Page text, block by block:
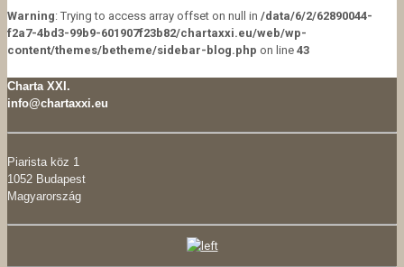
Warning: Trying to access array offset on null in /data/6/2/62890044-
f2a7-4bd3-99b9-601907f23b82/chartaxxi.eu/web/wp-
content/themes/betheme/sidebar-blog.php on line 43
Charta XXI.
info@chartaxxi.eu
Piarista köz 1
1052 Budapest
Magyarország